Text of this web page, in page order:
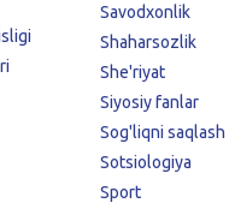
Savodxonlik
Shaharsozlik
She'riyat
Siyosiy fanlar
Sog'liqni saqlash
Sotsiologiya
Sport